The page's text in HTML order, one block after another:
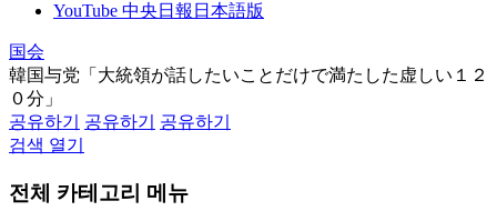
YouTube 中央日報日本語版
国会
韓国与党「大統領が話したいことだけで満たした虚しい１２
０分」
공유하기
공유하기
공유하기
검색 열기
전체 카테고리 메뉴